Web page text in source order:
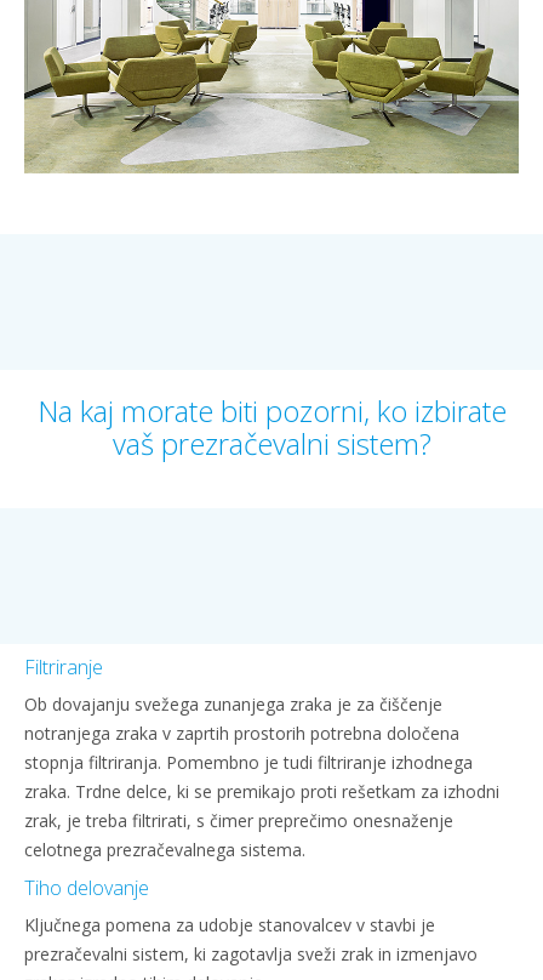
Na kaj morate biti pozorni, ko izbirate
vaš prezračevalni sistem?
Filtriranje
Ob dovajanju svežega zunanjega zraka je za čiščenje
notranjega zraka v zaprtih prostorih potrebna določena
stopnja filtriranja. Pomembno je tudi filtriranje izhodnega
zraka. Trdne delce, ki se premikajo proti rešetkam za izhodni
zrak, je treba filtrirati, s čimer preprečimo onesnaženje
celotnega prezračevalnega sistema.
Tiho delovanje
Ključnega pomena za udobje stanovalcev v stavbi je
prezračevalni sistem, ki zagotavlja sveži zrak in izmenjavo